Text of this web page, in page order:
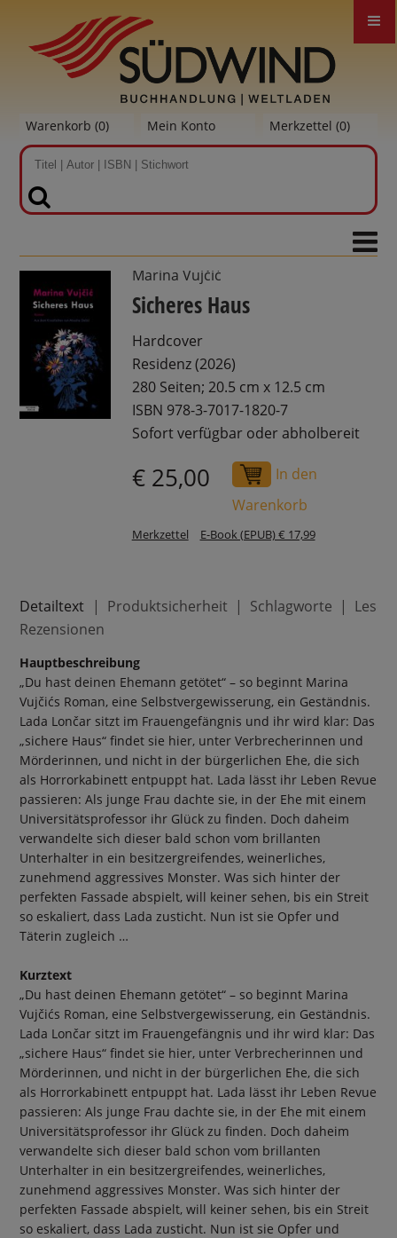
Warenkorb (0) Mein Konto Merkzettel (0)
Marina Vujčić
Sicheres Haus
Hardcover
Residenz (2026)
280 Seiten; 20.5 cm x 12.5 cm
ISBN 978-3-7017-1820-7
Sofort verfügbar oder abholbereit
€ 25,00
In den
Warenkorb
Merkzettel E-Book (EPUB) € 17,99
Detailtext Produktsicherheit Schlagworte
Rezensionen
Hauptbeschreibung
„Du hast deinen Ehemann getötet“ – so beginnt Marina
Vujčićs Roman, eine Selbstvergewisserung, ein Geständnis.
Lada Lončar sitzt im Frauengefängnis und ihr wird klar: Das
„sichere Haus“ findet sie hier, unter Verbrecherinnen und
Mörderinnen, und nicht in der bürgerlichen Ehe, die sich
als Horrorkabinett entpuppt hat. Lada lässt ihr Leben Revue
passieren: Als junge Frau dachte sie, in der Ehe mit einem
Universitätsprofessor ihr Glück zu finden. Doch daheim
verwandelte sich dieser bald schon vom brillanten
Unterhalter in ein besitzergreifendes, weinerliches,
zunehmend aggressives Monster. Was sich hinter der
perfekten Fassade abspielt, will keiner sehen, bis ein Streit
so eskaliert, dass Lada zusticht. Nun ist sie Opfer und
Täterin zugleich …
Kurztext
„Du hast deinen Ehemann getötet“ – so beginnt Marina
Vujčićs Roman, eine Selbstvergewisserung, ein Geständnis.
Lada Lončar sitzt im Frauengefängnis und ihr wird klar: Das
„sichere Haus“ findet sie hier, unter Verbrecherinnen und
Mörderinnen, und nicht in der bürgerlichen Ehe, die sich
als Horrorkabinett entpuppt hat. Lada lässt ihr Leben Revue
passieren: Als junge Frau dachte sie, in der Ehe mit einem
Universitätsprofessor ihr Glück zu finden. Doch daheim
verwandelte sich dieser bald schon vom brillanten
Unterhalter in ein besitzergreifendes, weinerliches,
zunehmend aggressives Monster. Was sich hinter der
perfekten Fassade abspielt, will keiner sehen, bis ein Streit
so eskaliert, dass Lada zusticht. Nun ist sie Opfer und